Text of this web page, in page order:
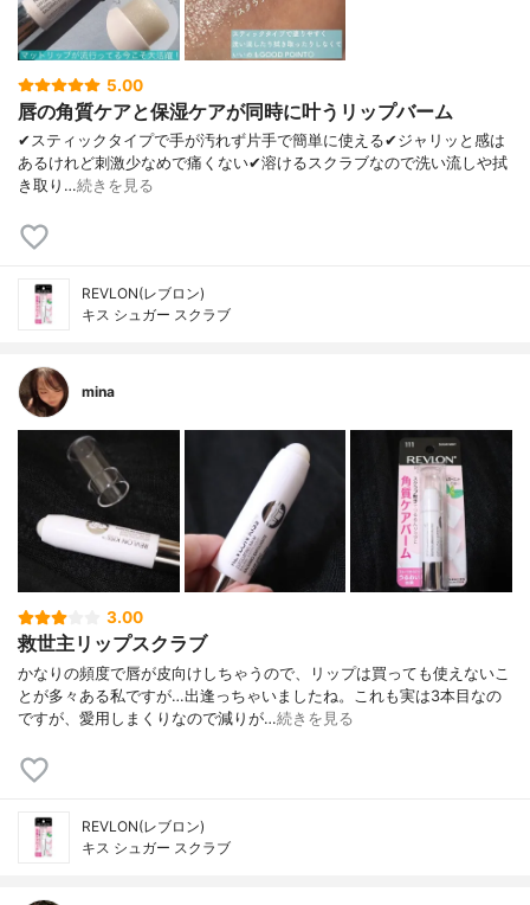
5.00
唇の角質ケアと保湿ケアが同時に叶うリップバーム
✔︎スティックタイプで手が汚れず片手で簡単に使える✔︎ジャリッと感は
あるけれど刺激少なめで痛くない✔︎溶けるスクラブなので洗い流しや拭
き取り…続きを見る
REVLON(レブロン)
キス シュガー スクラブ
mina
3.00
救世主リップスクラブ
かなりの頻度で唇が皮向けしちゃうので、リップは買っても使えないこ
とが多々ある私ですが…出逢っちゃいましたね。これも実は3本目なの
ですが、愛用しまくりなので減りが…続きを見る
REVLON(レブロン)
キス シュガー スクラブ